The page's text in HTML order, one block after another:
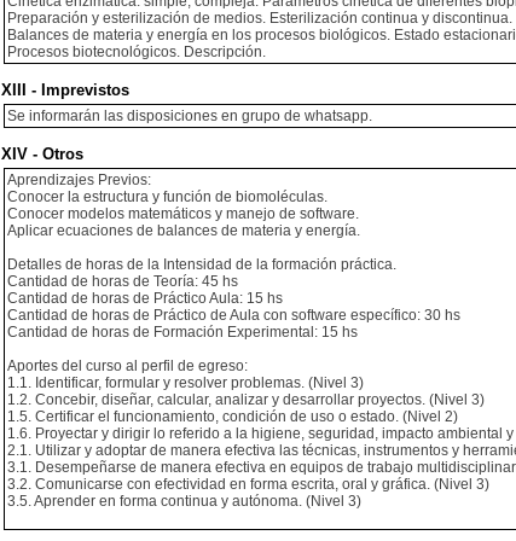
Preparación y esterilización de medios. Esterilización continua y
Balances de materia y energía en los procesos biológicos. Estado
Procesos biotecnológicos. Descripción.
XIII - Imprevistos
Se informarán las disposiciones en grupo de whatsapp.
XIV - Otros
Aprendizajes Previos:
Conocer la estructura y función de biomoléculas.
Conocer modelos matemáticos y manejo de software.
Aplicar ecuaciones de balances de materia y energía.
Detalles de horas de la Intensidad de la formación práctica.
Cantidad de horas de Teoría: 45 hs
Cantidad de horas de Práctico Aula: 15 hs
Cantidad de horas de Práctico de Aula con software específico: 30 hs
Cantidad de horas de Formación Experimental: 15 hs
Aportes del curso al perfil de egreso:
1.1. Identificar, formular y resolver problemas. (Nivel 3)
1.2. Concebir, diseñar, calcular, analizar y desarrollar proyectos. (Nivel 3)
1.5. Certificar el funcionamiento, condición de uso o estado. (Nivel 2)
1.6. Proyectar y dirigir lo referido a la higiene, seguridad, impacto ambiental
2.1. Utilizar y adoptar de manera efectiva las técnicas, instrumentos y
3.1. Desempeñarse de manera efectiva en equipos de trabajo
3.2. Comunicarse con efectividad en forma escrita, oral y gráfica. (Nivel 3)
3.5. Aprender en forma continua y autónoma. (Nivel 3)